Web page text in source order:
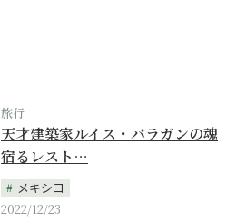
旅行
天才建築家ルイス・バラガンの魂
宿るレスト…
メキシコ
2022/12/23